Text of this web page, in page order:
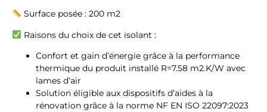
Surface posée : 200 m2
Raisons du choix de cet isolant :
Confort et gain d’énergie grâce à la performance
thermique du produit installé R=7.58 m2.K/W avec
lames d’air
Solution éligible aux dispositifs d’aides à la
rénovation grâce à la norme NF EN ISO 22097:2023